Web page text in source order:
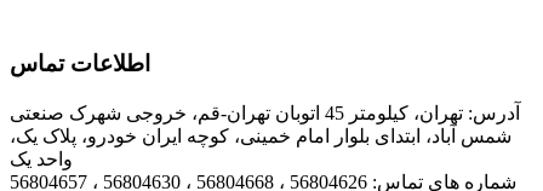
اطلاعات تماس
آدرس: تهران، کیلومتر 45 اتوبان تهران-قم، خروجی شهرک صنعتی
شمس آباد، ابتدای بلوار امام خمینی، کوچه ایران خودرو، پلاک یک،
واحد یک
شماره های تماس: 56804626 ، 56804668 ، 56804630 ، 56804657